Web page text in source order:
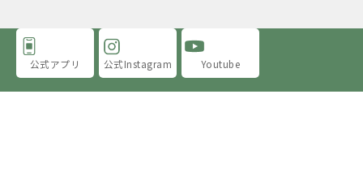
公式アプリ 公式Instagram Youtube